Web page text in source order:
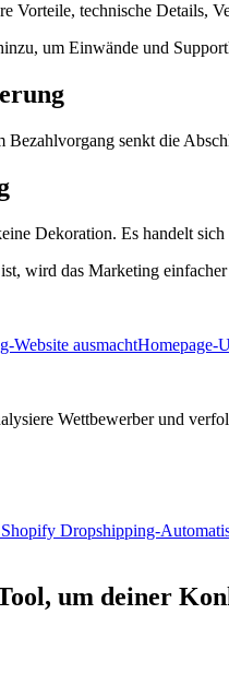
Vorteile, technische Details,
um Einwände und
Bezahlvorgang senkt die
Dekoration. Es handelt
wird das Marketing einfacher
Website ausmachtHomepage-
Wettbewerber und
Dropshipping-
um deiner